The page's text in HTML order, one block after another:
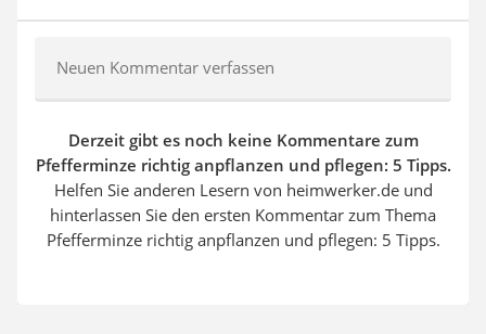
Neuen Kommentar verfassen
Derzeit gibt es noch keine Kommentare zum
Pfefferminze richtig anpflanzen und pflegen: 5 Tipps.
Helfen Sie anderen Lesern von heimwerker.de und
hinterlassen Sie den ersten Kommentar zum Thema
Pfefferminze richtig anpflanzen und pflegen: 5 Tipps.